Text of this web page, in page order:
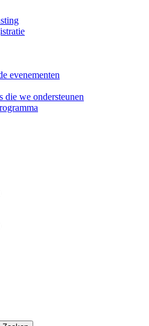
evenementen
die we ondersteunen